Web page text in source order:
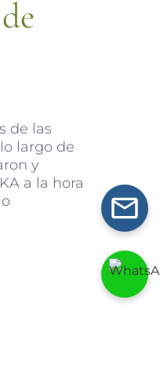
de las
largo de
y
a la hora